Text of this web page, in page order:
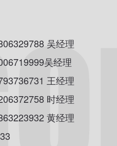
吴经理
吴经理
王经理
时经理
黄经理